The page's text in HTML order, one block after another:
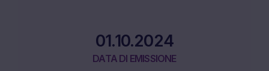
01.10.2024
DATA DI EMISSIONE